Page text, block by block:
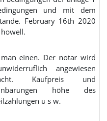
und mit dem
February 16th 2020
einen. Der notar wird
angewiesen
Kaufpreis und
höhe des
u s w.